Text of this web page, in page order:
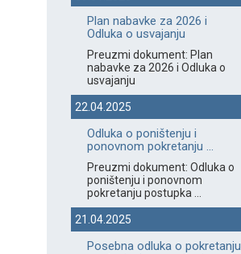
Plan nabavke za 2026 i
Odluka o usvajanju
Preuzmi dokument: Plan
nabavke za 2026 i Odluka o
usvajanju
22.04.2025
Odluka o poništenju i
ponovnom pokretanju ...
Preuzmi dokument: Odluka o
poništenju i ponovnom
pokretanju postupka ...
21.04.2025
Posebna odluka o pokretanju